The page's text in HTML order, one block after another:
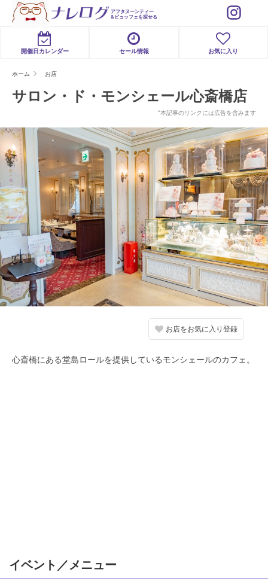
アフタヌーンティー
&ビュッフェを探せる
開催日カレンダー セール情報 お気に入り
ホーム お店
サロン・ド・モンシェール心斎橋店
*本記事のリンクには広告を含みます
お店をお気に入り登録
心斎橋にある堂島ロールを提供しているモンシェールのカフェ。
イベント／メニュー